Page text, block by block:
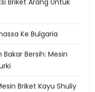
Ke Bulgaria
Bersih: Mesin
Briket Kayu Shuliy